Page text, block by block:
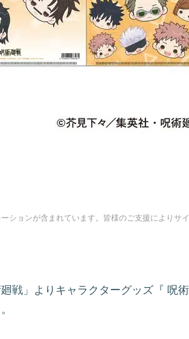
ションが含まれています。皆様のご支援によりサ
戦」よりキャラクターグッズ『 呪